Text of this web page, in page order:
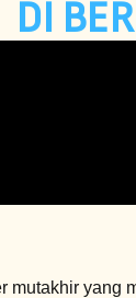
DI
yang